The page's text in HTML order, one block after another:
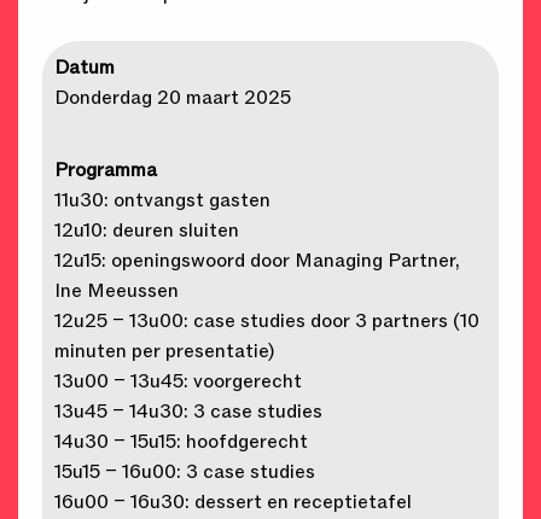
Datum
Donderdag 20 maart 2025
Programma
11u30: ontvangst gasten
12u10: deuren sluiten
12u15: openingswoord door Managing Partner,
Ine Meeussen
12u25 – 13u00: case studies door 3 partners (10
minuten per presentatie)
13u00 – 13u45: voorgerecht
13u45 – 14u30: 3 case studies
14u30 – 15u15: hoofdgerecht
15u15 – 16u00: 3 case studies
16u00 – 16u30: dessert en receptietafel